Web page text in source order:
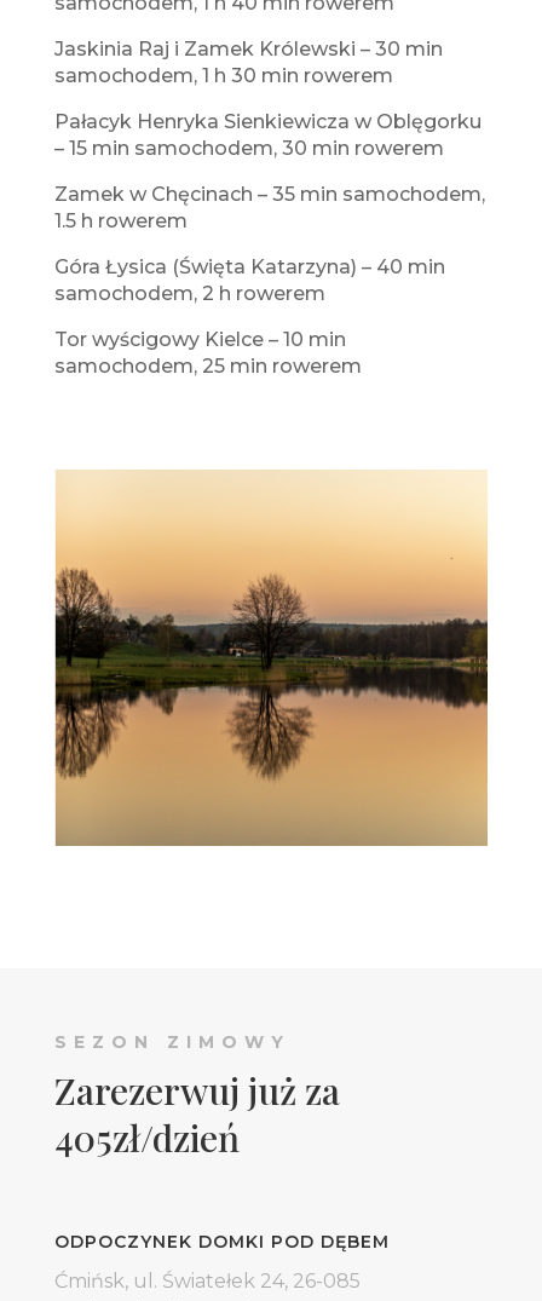
Jaskinia Raj i Zamek Królewski – 30 min
samochodem, 1 h 30 min rowerem
Pałacyk Henryka Sienkiewicza w Oblęgorku
– 15 min samochodem, 30 min rowerem
Zamek w Chęcinach – 35 min samochodem,
1.5 h rowerem
Góra Łysica (Święta Katarzyna) – 40 min
samochodem, 2 h rowerem
Tor wyścigowy Kielce – 10 min
samochodem, 25 min rowerem
SEZON ZIMOWY
Zarezerwuj już za
405zł/dzień
ODPOCZYNEK DOMKI POD DĘBEM
Ćmińsk, ul. Światełek 24, 26-085